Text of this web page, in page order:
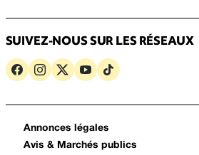
SUIVEZ-NOUS SUR LES RÉSEAUX
Annonces légales
Avis & Marchés publics